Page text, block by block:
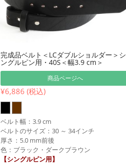
完成品ベルト＜LCダブルショルダー＞シ
ングルピン用・40S＜幅3.9 cm＞
商品ページへ
¥6,886 (税込)
ベルト幅：3.9 cm
ベルトのサイズ：30 ～ 34インチ
厚さ：5.0 mm前後
色：ブラック・ダークブラウン
【シングルピン用】